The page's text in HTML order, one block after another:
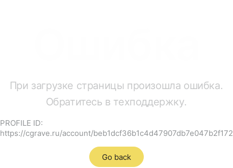
При загрузке страницы произошла ошибка.
Обратитесь в техподдержку.
PROFILE ID:
https://cgrave.ru/account/beb1dcf36b1c4d47907db7e047b2f172
Go back